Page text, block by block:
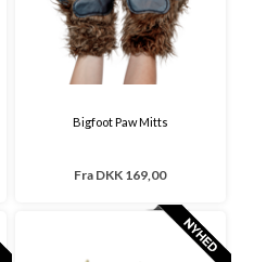
Bigfoot Paw Mitts
Fra DKK 169,00